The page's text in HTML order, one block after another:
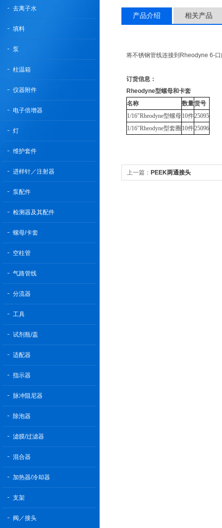
去离子水
填料
泵
柱温箱
仪器附件
电子倍增器
灯
维护套件
进样针／注射器
泵配件
检测器及其配件
螺母/卡套
空柱管
气路管线
分流器
工具
试剂瓶/盖
适配器
指示器
脉冲阻尼器
除泡器
滤膜/过滤器
混合器
加热器/冷却器
支架
阀／接头
产品介绍 相关产品
将不锈钢管线连接到Rheodyne 6-
订货信息：
Rheodyne型螺母和卡套
名称
数量货号
1/16"Rheodyne型螺母10件25095
1/16"Rheodyne型套圈 10件25096
上一篇： PEEK两通接头